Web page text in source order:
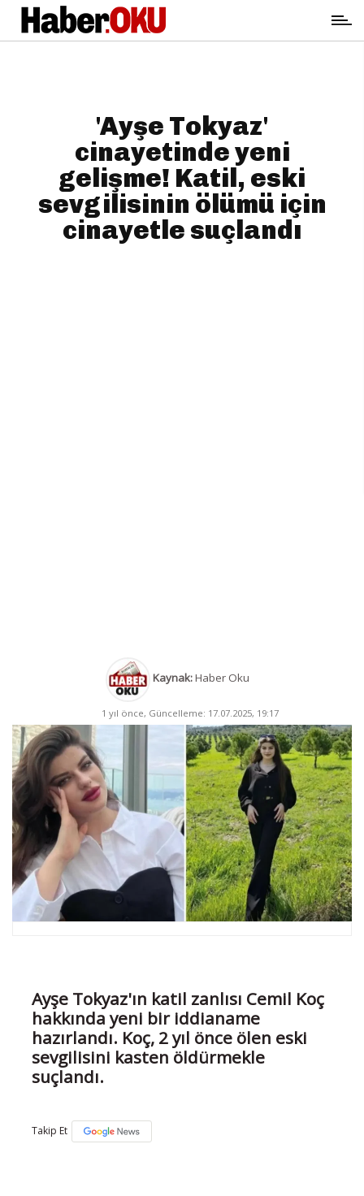
'Ayşe Tokyaz'
cinayetinde yeni
gelişme! Katil, eski
sevgilisinin ölümü için
cinayetle suçlandı
Kaynak:Haber Oku
1 yıl önce, Güncelleme: 17.07.2025, 19:17
Ayşe Tokyaz'ın katil zanlısı Cemil Koç
hakkında yeni bir iddianame
hazırlandı. Koç, 2 yıl önce ölen eski
sevgilisini kasten öldürmekle
suçlandı.
Takip Et